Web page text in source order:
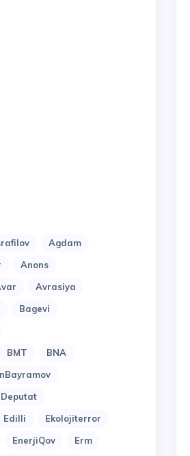
Agdam
Anons
Avrasiya
Bagevi
BMT
BNA
Deputat
Edilli
Ekolojiterror
EnerjiQov
Erm